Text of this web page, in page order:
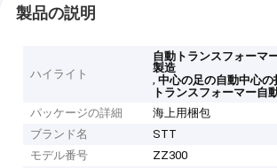
製品の説明
ハイライト
自動トランスフォーマ
製造
,中心の足の自動中心の
トランスフォーマー自
パッケージの詳細
海上用梱包
ブランド名
STT
モデル番号
ZZ300